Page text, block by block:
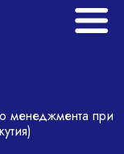
менеджмента при